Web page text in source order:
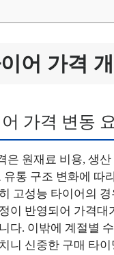
어 가격
가격 변동
은 원재료 비용, 생
유통 구조 변화에 따
고성능 타이어의 경
이 반영되어 가격대
다. 이밖에 계절별
니 신중한 구매 타